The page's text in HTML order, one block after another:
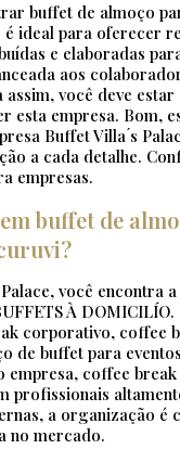
buffet de almoço
é ideal para oferecer
e elaboradas
aos
assim, você deve
esta empresa. Bom,
Buffet Villa ́s
a cada detalhe.
empresas.
buffet de
você encontra
À
corporativo, coffee
de buffet para
empresa, coffee
profissionais
a organização é
no mercado.